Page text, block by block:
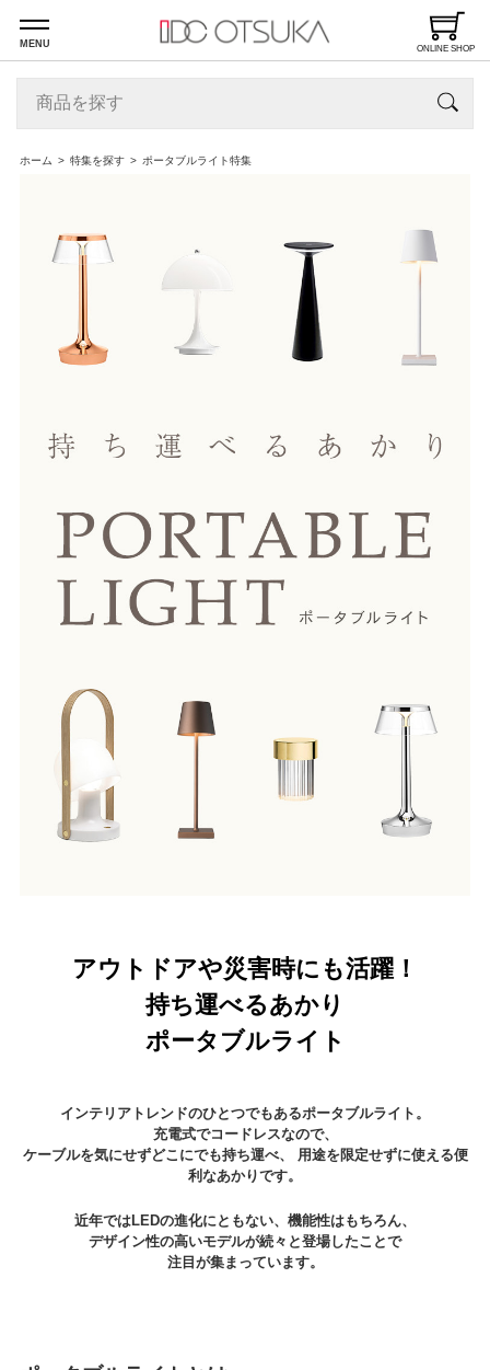
MENU ONLINE SHOP
ホーム 特集を探す ポータブルライト特集
アウトドアや災害時にも活躍！
持ち運べるあかり
ポータブルライト
インテリアトレンドのひとつでもあるポータブルライト。
充電式でコードレスなので、
ケーブルを気にせずどこにでも持ち運べ、 用途を限定せずに使える便
利なあかりです。
近年ではLEDの進化にともない、機能性はもちろん、
デザイン性の高いモデルが続々と登場したことで
注目が集まっています。